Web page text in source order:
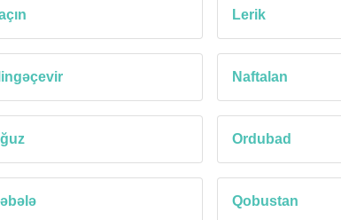
Lerik
Naftalan
Ordubad
Qobustan